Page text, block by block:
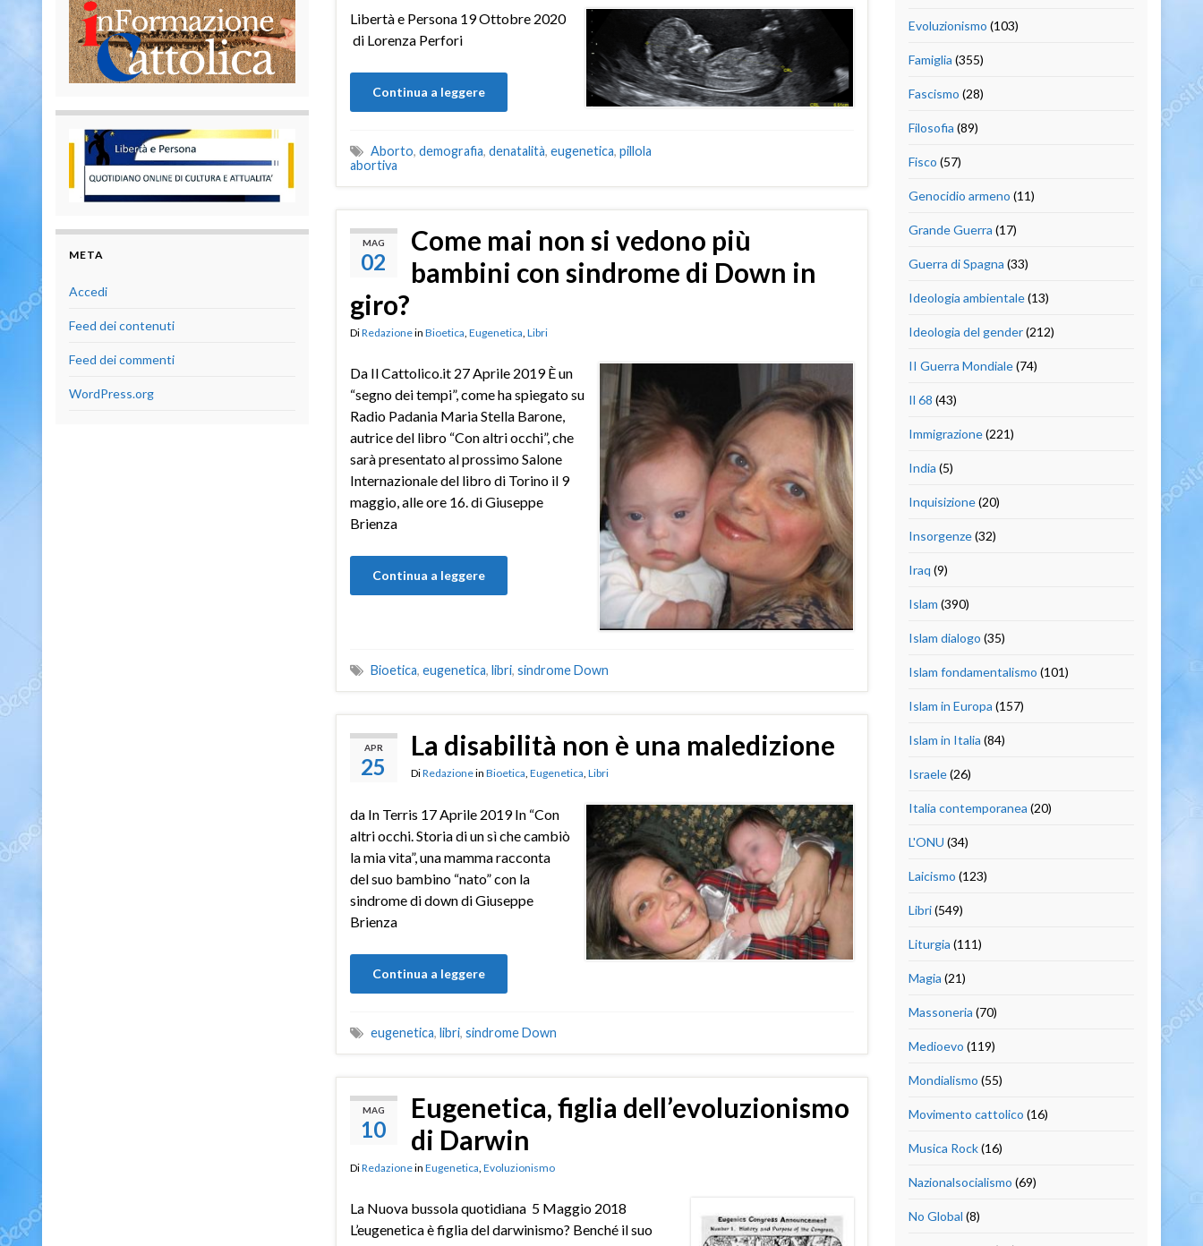
Libertà e Persona 19 Ottobre 2020
di Lorenza Perfori
Continua a leggere
Aborto, demografia, denatalità, eugenetica, pillola
abortiva
MAG
02
Come mai non si vedono più
bambini con sindrome di Down in
giro?
DiRedazionein Bioetica, Eugenetica, Libri
Da Il Cattolico.it 27 Aprile 2019 È un
“segno dei tempi”, come ha spiegato su
Radio Padania Maria Stella Barone,
autrice del libro “Con altri occhi”, che
sarà presentato al prossimo Salone
Internazionale del libro di Torino il 9
maggio, alle ore 16. di Giuseppe
Brienza
Continua a leggere
Bioetica, eugenetica, libri, sindrome Down
APR
25
La disabilità non è una maledizione
DiRedazionein Bioetica, Eugenetica, Libri
da In Terris 17 Aprile 2019 In “Con
altri occhi. Storia di un sì che cambiò
la mia vita”, una mamma racconta
del suo bambino “nato” con la
sindrome di down di Giuseppe
Brienza
Continua a leggere
eugenetica, libri, sindrome Down
MAG
10
Eugenetica, figlia dell’evoluzionismo
di Darwin
DiRedazionein Eugenetica, Evoluzionismo
La Nuova bussola quotidiana 5 Maggio 2018
L’eugenetica è figlia del darwinismo? Benché il suo
META
Accedi
Feed dei contenuti
Feed dei commenti
WordPress.org
Evoluzionismo (103)
Famiglia (355)
Fascismo (28)
Filosofia (89)
Fisco (57)
Genocidio armeno (11)
Grande Guerra (17)
Guerra di Spagna (33)
Ideologia ambientale(13)
Ideologia del gender(212)
II Guerra Mondiale(74)
Il 68 (43)
Immigrazione(221)
India (5)
Inquisizione(20)
Insorgenze(32)
Iraq (9)
Islam (390)
Islam dialogo (35)
Islam fondamentalismo (101)
Islam in Europa (157)
Islam in Italia (84)
Israele(26)
Italia contemporanea (20)
L'ONU (34)
Laicismo (123)
Libri(549)
Liturgia (111)
Magia (21)
Massoneria (70)
Medioevo (119)
Mondialismo (55)
Movimento cattolico (16)
Musica Rock(16)
Nazionalsocialismo (69)
No Global (8)